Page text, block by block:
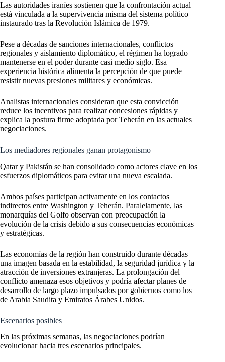
Las autoridades iraníes sostienen que la confrontación actual
está vinculada a la supervivencia misma del sistema político
instaurado tras la Revolución Islámica de 1979.
Pese a décadas de sanciones internacionales, conflictos
regionales y aislamiento diplomático, el régimen ha logrado
mantenerse en el poder durante casi medio siglo. Esa
experiencia histórica alimenta la percepción de que puede
resistir nuevas presiones militares y económicas.
Analistas internacionales consideran que esta convicción
reduce los incentivos para realizar concesiones rápidas y
explica la postura firme adoptada por Teherán en las actuales
negociaciones.
Los mediadores regionales ganan protagonismo
Qatar y Pakistán se han consolidado como actores clave en los
esfuerzos diplomáticos para evitar una nueva escalada.
Ambos países participan activamente en los contactos
indirectos entre Washington y Teherán. Paralelamente, las
monarquías del Golfo observan con preocupación la
evolución de la crisis debido a sus consecuencias económicas
y estratégicas.
Las economías de la región han construido durante décadas
una imagen basada en la estabilidad, la seguridad jurídica y la
atracción de inversiones extranjeras. La prolongación del
conflicto amenaza esos objetivos y podría afectar planes de
desarrollo de largo plazo impulsados por gobiernos como los
de Arabia Saudita y Emiratos Árabes Unidos.
Escenarios posibles
En las próximas semanas, las negociaciones podrían
evolucionar hacia tres escenarios principales.